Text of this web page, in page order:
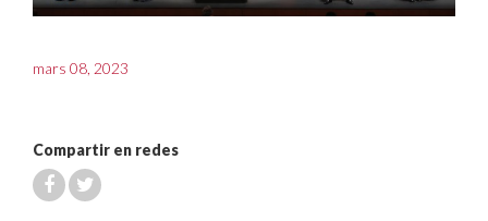
mars 08, 2023
Compartir en redes